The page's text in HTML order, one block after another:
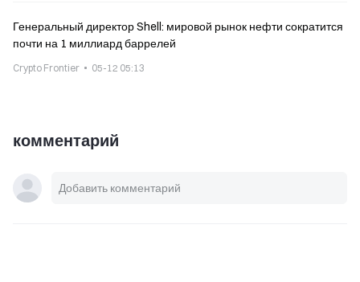
Генеральный директор Shell: мировой рынок нефти сократится
почти на 1 миллиард баррелей
Crypto Frontier 05-12 05:13
комментарий